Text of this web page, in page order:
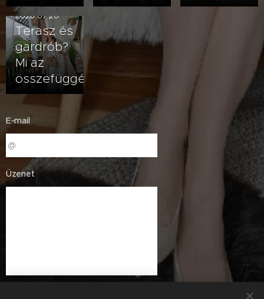
2026.07.20
Terasz és
gardrób?
Mi az
összefüggés?
E-mail
Üzenet